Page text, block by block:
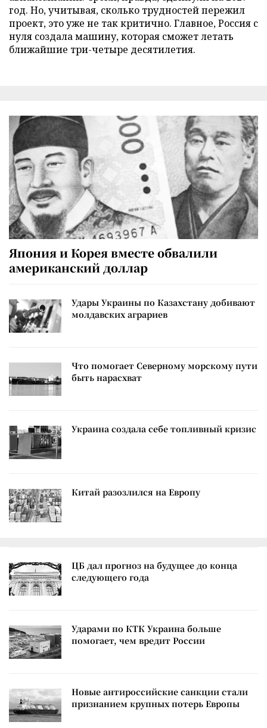
год. Но, учитывая, сколько трудностей пережил
проект, это уже не так критично. Главное, Россия с
нуля создала машину, которая сможет летать
ближайшие три-четыре десятилетия.
Япония и Корея вместе обвалили
американский доллар
Удары Украины по Казахстану добивают
молдавских аграриев
Что помогает Северному морскому пути
быть нарасхват
Украина создала себе топливный кризис
Китай разозлился на Европу
ЦБ дал прогноз на будущее до конца
следующего года
Ударами по КТК Украина больше
помогает, чем вредит России
Новые антироссийские санкции стали
признанием крупных потерь Европы